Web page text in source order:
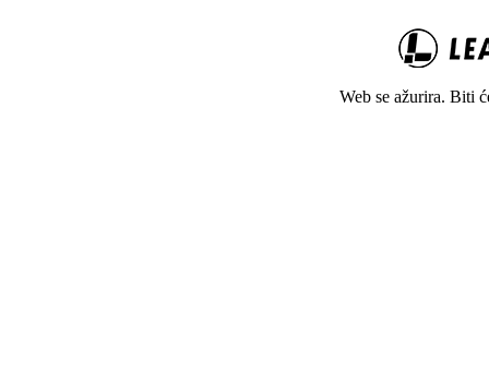
Web se ažurira. Biti